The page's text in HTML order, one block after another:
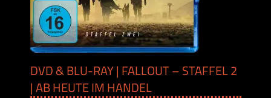
DVD & BLU-RAY | FALLOUT – STAFFEL 2
| AB HEUTE IM HANDEL